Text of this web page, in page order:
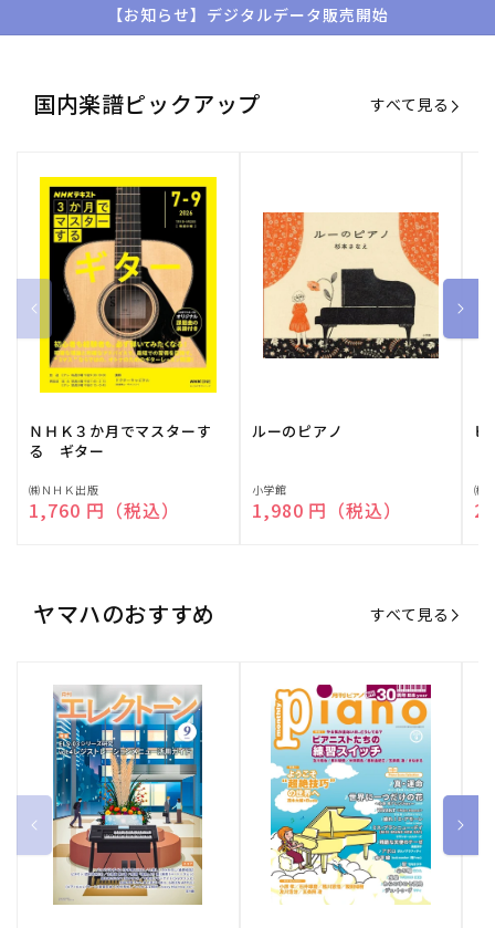
【お知らせ】デジタルデータ販売開始
国内楽譜ピックアップ すべて見る
ＮＨＫ３か月でマスターす
る ギター
販
売
㈱ＮＨＫ出版
通常価格
1,760 円（税込）
ルーのピアノ
販
売
小学館
通常価格
1,980 円（税込）
ピ
販
売
㈱
ヤマハのおすすめ すべて見る